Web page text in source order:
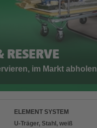
RESERVE
im Markt abholen
ELEMENT SYSTEM
U-Träger, Stahl, weiß